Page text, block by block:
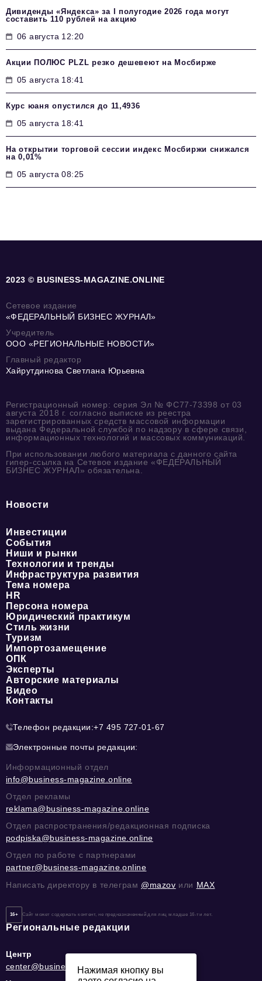
Дивиденды «Яндекса» за I полугодие 2026 года могут
составить 110 рублей на акцию
06 августа 12:20
Акции ПОЛЮС PLZL резко дешевеют на Мосбирже
05 августа 18:41
Курс юаня опустился до 11,4936
05 августа 18:41
На открытии торговой сессии индекс Мосбиржи снижался
на 0,01%
05 августа 08:25
2023 © BUSINESS-MAGAZINE.ONLINE
Сетевое издание
«ФЕДЕРАЛЬНЫЙ БИЗНЕС ЖУРНАЛ»
Учредитель
ООО «РЕГИОНАЛЬНЫЕ НОВОСТИ»
Главный редактор
Хайрутдинова Светлана Юрьевна
Регистрационный номер: серия Эл № ФС77-73398 от 03
августа 2018 г. согласно выписке из реестра
зарегистрированных средств массовой информации
выдана Федеральной службой по надзору в сфере связи,
информационных технологий и массовых коммуникаций.
При использовании любого материала с данного сайта
гипер-ссылка на Сетевое издание «ФЕДЕРАЛЬНЫЙ
БИЗНЕС ЖУРНАЛ» обязательна.
Новости
Инвестиции
События
Ниши и рынки
Технологии и тренды
Инфраструктура развития
Тема номера
HR
Персона номера
Юридический практикум
Стиль жизни
Туризм
Импортозамещение
ОПК
Эксперты
Авторские материалы
Видео
Контакты
Телефон редакции:+7 495 727-01-67
Электронные почты редакции:
Информационный отдел
info@business-magazine.online
Отдел рекламы
reklama@business-magazine.online
Отдел распространения/редакционная подписка
podpiska@business-magazine.online
Отдел по работе с партнерами
partner@business-magazine.online
Написать директору в телеграм @mazov или MAX
16+ Сайт может содержать контент, не предназначенный для лиц младше 16-ти лет.
Региональные редакции
Центр
center@business-magazine.online
Нажимая кнопку вы